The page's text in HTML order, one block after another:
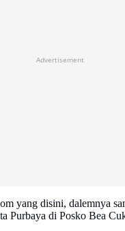
Advertisement
yang disini, dalemnya
Purbaya di Posko Bea